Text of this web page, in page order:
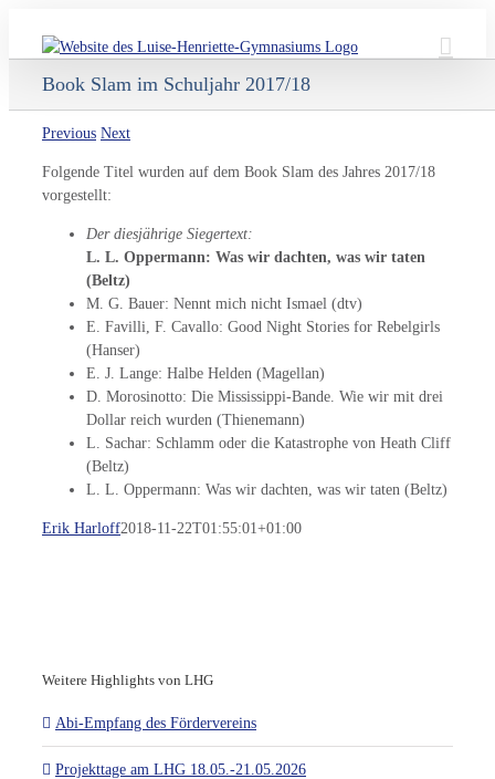
Book Slam im Schuljahr 2017/18
Previous Next
Folgende Titel wurden auf dem Book Slam des Jahres 2017/18
vorgestellt:
Der diesjährige Siegertext:
L. L. Oppermann: Was wir dachten, was wir taten
(Beltz)
M. G. Bauer: Nennt mich nicht Ismael (dtv)
E. Favilli, F. Cavallo: Good Night Stories for Rebelgirls
(Hanser)
E. J. Lange: Halbe Helden (Magellan)
D. Morosinotto: Die Mississippi-Bande. Wie wir mit drei
Dollar reich wurden (Thienemann)
L. Sachar: Schlamm oder die Katastrophe von Heath Cliff
(Beltz)
L. L. Oppermann: Was wir dachten, was wir taten (Beltz)
Erik Harloff2018-11-22T01:55:01+01:00
Weitere Highlights von LHG
Abi-Empfang des Fördervereins
Projekttage am LHG 18.05.-21.05.2026